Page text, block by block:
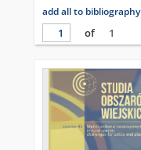
add all to bibliography
of
1